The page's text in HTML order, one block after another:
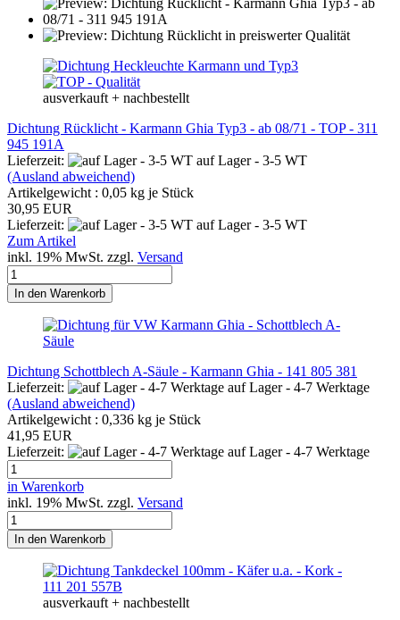
ausverkauft + nachbestellt
Dichtung Rücklicht - Karmann Ghia Typ3 - ab 08/71 - TOP - 311
945 191A
Lieferzeit:
auf Lager - 3-5 WT
(Ausland abweichend)
Artikelgewicht : 0,05 kg je Stück
30,95 EUR
Lieferzeit:
auf Lager - 3-5 WT
Zum Artikel
inkl. 19% MwSt. zzgl. Versand
In den Warenkorb
Dichtung Schottblech A-Säule - Karmann Ghia - 141 805 381
Lieferzeit:
auf Lager - 4-7 Werktage
(Ausland abweichend)
Artikelgewicht : 0,336 kg je Stück
41,95 EUR
Lieferzeit:
auf Lager - 4-7 Werktage
in Warenkorb
inkl. 19% MwSt. zzgl. Versand
In den Warenkorb
ausverkauft + nachbestellt